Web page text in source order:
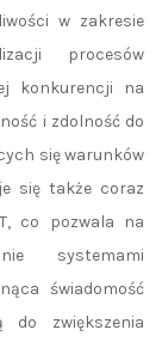
w zakresie
procesów
konkurencji na
i zdolność do
się warunków
się także coraz
co pozwala na
systemami
świadomość
do zwiększenia